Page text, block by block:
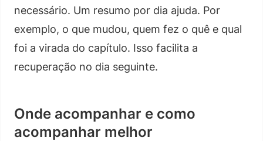
necessário. Um resumo por dia ajuda. Por
exemplo, o que mudou, quem fez o quê e qual
foi a virada do capítulo. Isso facilita a
recuperação no dia seguinte.
Onde acompanhar e como
acompanhar melhor